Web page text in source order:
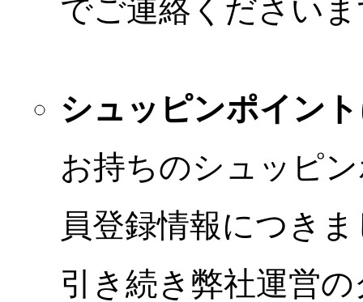
でご連絡ください
シュッピンポイン
お持ちのシュッピ
員登録情報につき
引き続き弊社運営